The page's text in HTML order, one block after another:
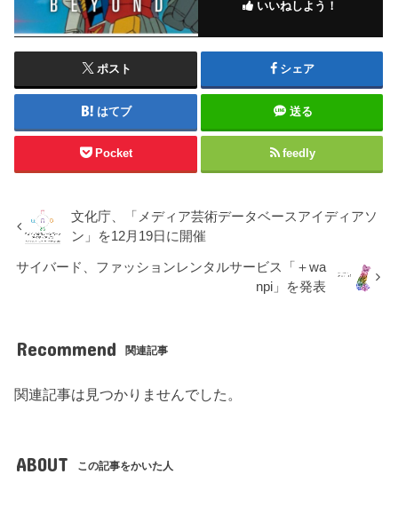
いいねしよう！
ポスト シェア
はてブ 送る
Pocket feedly
文化庁、「メディア芸術データベースアイディアソ
ン」を12月19日に開催
サイバード、ファッションレンタルサービス「＋wa
npi」を発表
Recommend 関連記事
関連記事は見つかりませんでした。
ABOUT この記事をかいた人